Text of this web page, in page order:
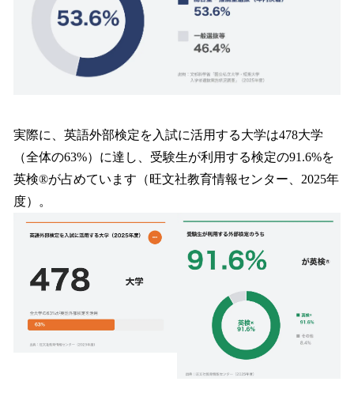
実際に、英語外部検定を入試に活用する大学は478大学
（全体の63%）に達し、受験生が利用する検定の91.6%を
英検®が占めています（旺文社教育情報センター、2025年
度）。